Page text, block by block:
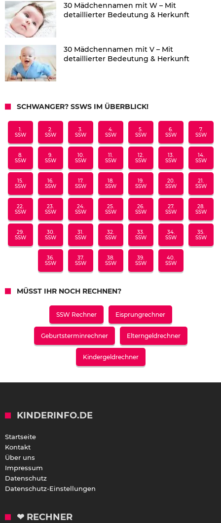
30 Mädchennamen mit W – Mit
detaillierter Bedeutung & Herkunft
30 Mädchennamen mit V – Mit
detaillierter Bedeutung & Herkunft
SCHWANGER? SSWS IM ÜBERBLICK!
1.
SSW
2.
SSW
3.
SSW
4.
SSW
5.
SSW
6.
SSW
7.
SSW
8.
SSW
9.
SSW
10.
SSW
11.
SSW
12.
SSW
13.
SSW
14.
SSW
15.
SSW
16.
SSW
17.
SSW
18.
SSW
19.
SSW
20.
SSW
21.
SSW
22.
SSW
23.
SSW
24.
SSW
25.
SSW
26.
SSW
27.
SSW
28.
SSW
29.
SSW
30.
SSW
31.
SSW
32.
SSW
33.
SSW
34.
SSW
35.
SSW
36.
SSW
37.
SSW
38.
SSW
39.
SSW
40.
SSW
MÜSST IHR NOCH RECHNEN?
SSW Rechner Eisprungrechner
Geburtsterminrechner Elterngeldrechner
Kindergeldrechner
KINDERINFO.DE
Startseite
Kontakt
Über uns
Impressum
Datenschutz
Datenschutz-Einstellungen
❤ RECHNER